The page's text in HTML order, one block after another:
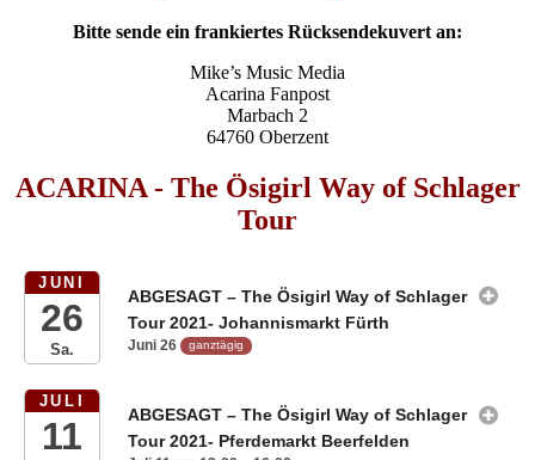
Bitte sende ein frankiertes Rücksendekuvert an:
Mike’s Music Media
Acarina Fanpost
Marbach 2
64760 Oberzent
ACARINA - The Ösigirl Way of Schlager
Tour
JUNI
26
Sa.
ABGESAGT – The Ösigirl Way of Schlager
Tour 2021- Johannismarkt Fürth
Juni 26 ganztägig
JULI
11
ABGESAGT – The Ösigirl Way of Schlager
Tour 2021- Pferdemarkt Beerfelden